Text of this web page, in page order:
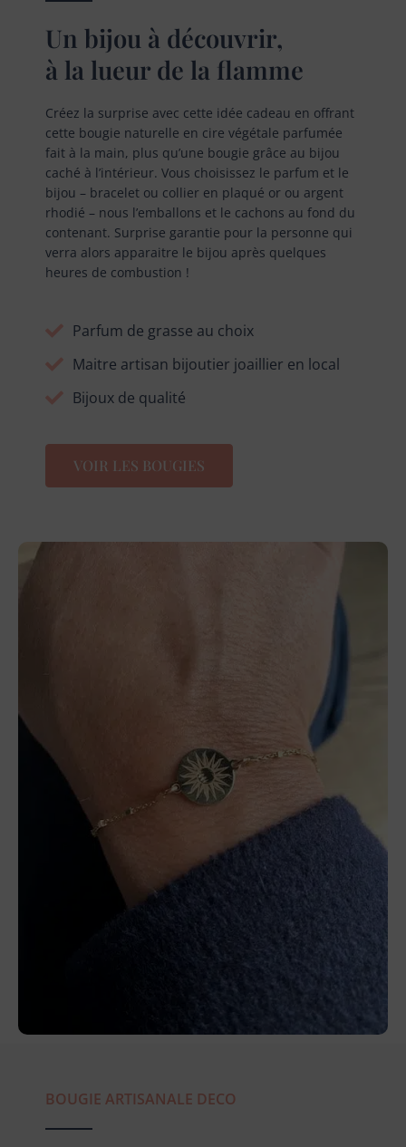
Un bijou à découvrir,
à la lueur de la flamme
Créez la surprise avec cette idée cadeau en offrant
cette bougie naturelle en cire végétale parfumée
fait à la main, plus qu’une bougie grâce au bijou
caché à l’intérieur. Vous choisissez le parfum et le
bijou – bracelet ou collier en plaqué or ou argent
rhodié – nous l’emballons et le cachons au fond du
contenant. Surprise garantie pour la personne qui
verra alors apparaitre le bijou après quelques
heures de combustion !
Parfum de grasse au choix
Maitre artisan bijoutier joaillier en local
Bijoux de qualité
VOIR LES BOUGIES
BOUGIE ARTISANALE DECO